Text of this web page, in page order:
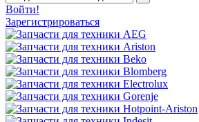
Войти!
Зарегистрироваться